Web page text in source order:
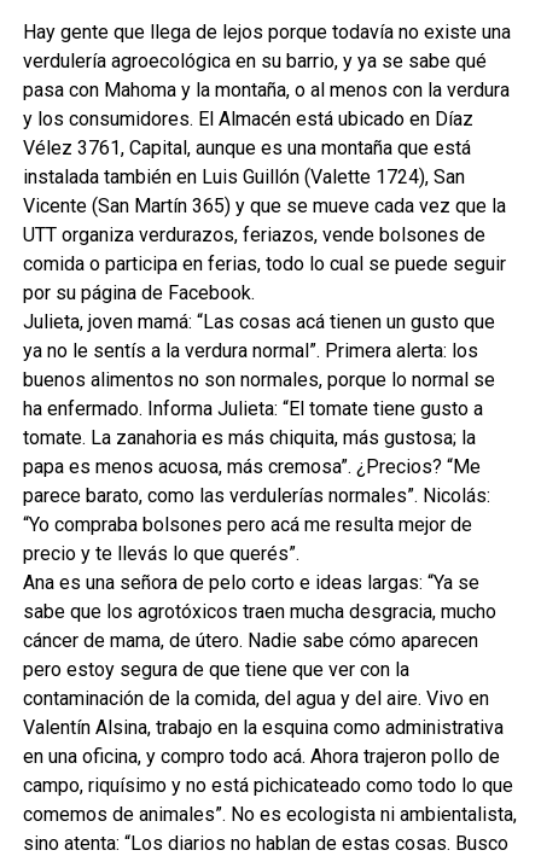
Hay gente que llega de lejos porque todavía no existe una
verdulería agroecológica en su barrio, y ya se sabe qué
pasa con Mahoma y la montaña, o al menos con la verdura
y los consumidores. El Almacén está ubicado en Díaz
Vélez 3761, Capital, aunque es una montaña que está
instalada también en Luis Guillón (Valette 1724), San
Vicente (San Martín 365) y que se mueve cada vez que la
UTT organiza verdurazos, feriazos, vende bolsones de
comida o participa en ferias, todo lo cual se puede seguir
por su página de Facebook.
Julieta, joven mamá: “Las cosas acá tienen un gusto que
ya no le sentís a la verdura normal”. Primera alerta: los
buenos alimentos no son normales, porque lo normal se
ha enfermado. Informa Julieta: “El tomate tiene gusto a
tomate. La zanahoria es más chiquita, más gustosa; la
papa es menos acuosa, más cremosa”. ¿Precios? “Me
parece barato, como las verdulerías normales”. Nicolás:
“Yo compraba bolsones pero acá me resulta mejor de
precio y te llevás lo que querés”.
Ana es una señora de pelo corto e ideas largas: “Ya se
sabe que los agrotóxicos traen mucha desgracia, mucho
cáncer de mama, de útero. Nadie sabe cómo aparecen
pero estoy segura de que tiene que ver con la
contaminación de la comida, del agua y del aire. Vivo en
Valentín Alsina, trabajo en la esquina como administrativa
en una oficina, y compro todo acá. Ahora trajeron pollo de
campo, riquísimo y no está pichicateado como todo lo que
comemos de animales”. No es ecologista ni ambientalista,
sino atenta: “Los diarios no hablan de estas cosas. Busco